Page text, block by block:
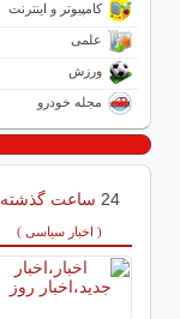
کامپیوتر و اینترنت
علمی
ورزش
مجله خودرو
24 ساعت گذشته
( اخبار سیاسی )